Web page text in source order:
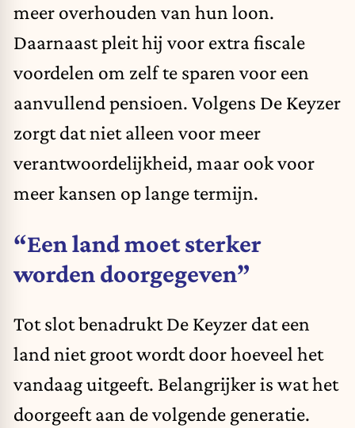
meer overhouden van hun loon.
Daarnaast pleit hij voor extra fiscale
voordelen om zelf te sparen voor een
aanvullend pensioen. Volgens De Keyzer
zorgt dat niet alleen voor meer
verantwoordelijkheid, maar ook voor
meer kansen op lange termijn.
“Een land moet sterker
worden doorgegeven”
Tot slot benadrukt De Keyzer dat een
land niet groot wordt door hoeveel het
vandaag uitgeeft. Belangrijker is wat het
doorgeeft aan de volgende generatie.